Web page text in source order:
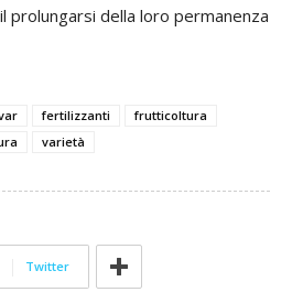
prolungarsi della loro permanenza
fertilizzanti
frutticoltura
varietà
Twitter